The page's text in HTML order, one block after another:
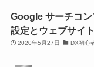
Google サーチコン
設定とウェブサイ
2020年5月27日 DX初心